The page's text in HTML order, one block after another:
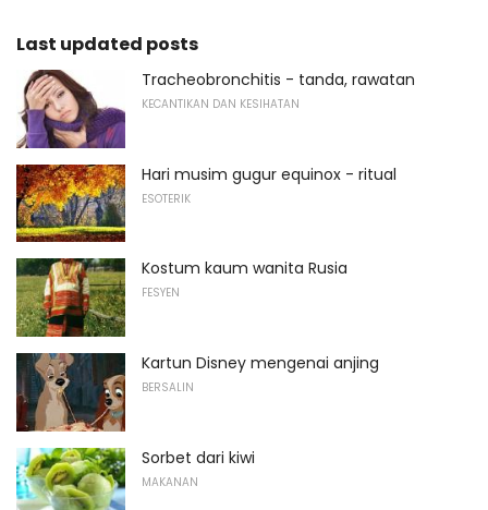
Last updated posts
Tracheobronchitis - tanda, rawatan
KECANTIKAN DAN KESIHATAN
Hari musim gugur equinox - ritual
ESOTERIK
Kostum kaum wanita Rusia
FESYEN
Kartun Disney mengenai anjing
BERSALIN
Sorbet dari kiwi
MAKANAN